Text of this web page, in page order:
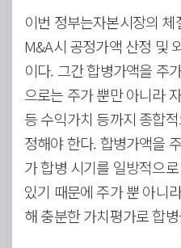
이번 정부는자본시장의
M&A시 공정가액 산정 및
이다. 그간 합병가액을 주
으로는 주가 뿐만 아니라
등 수익가치 등까지 종합
정해야 한다. 합병가액을
가 합병 시기를 일방적으
있기 때문에 주가 뿐 아니
해 충분한 가치평가로 합